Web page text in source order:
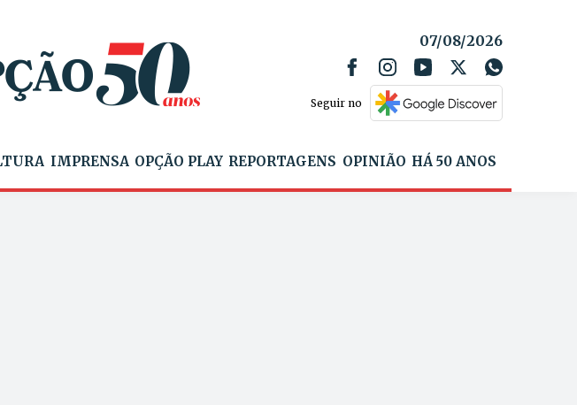
07/08/2026
Seguir no
IMPRENSA OPÇÃO PLAY REPORTAGENS OPINIÃO HÁ 50 ANOS